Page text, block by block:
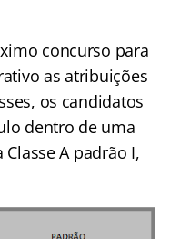
concurso para
as atribuições
os candidatos
dentro de uma
A padrão I,